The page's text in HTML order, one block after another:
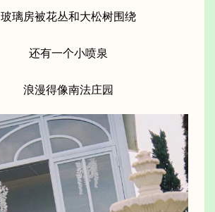
玻璃房被花丛和大松树围绕
还有一个小喷泉
浪漫得像南法庄园